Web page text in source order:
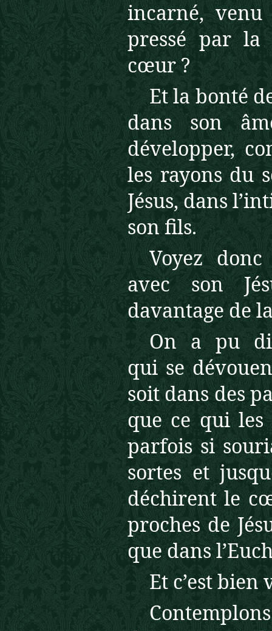
incarné,
pressé par
cœur ?
Et la bonté
dans son
développer,
les rayons du
Jésus, dans
son fils.
Voyez
avec son
davantage de
On a pu
qui se
soit dans des
que ce qui les
parfois si
sortes et
déchirent le
proches de
que dans
Et c’est bien